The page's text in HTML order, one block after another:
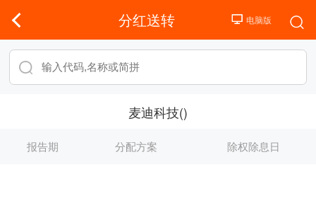
分红送转
麦迪科技()
报告期 分配方案 除权除息日